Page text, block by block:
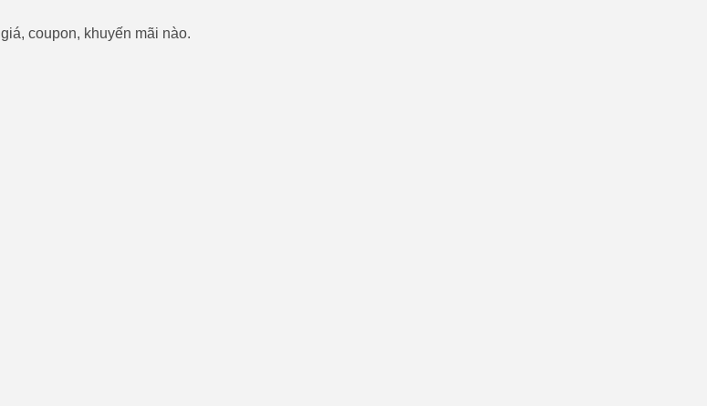
coupon, khuyến mãi nào.